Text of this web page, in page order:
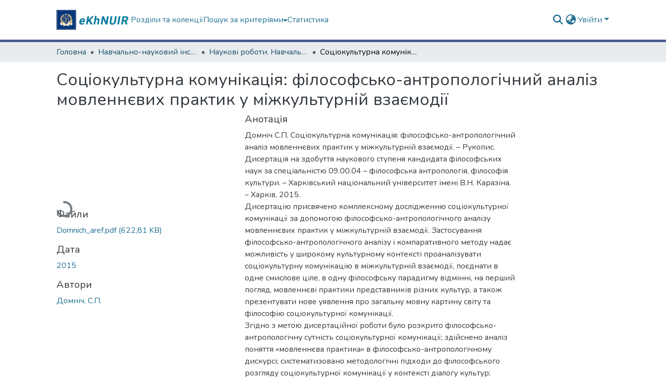
Розділи та колекціїПошук за критеріями Статистика Увійти
Головна Навчально-науковий інститут філософії, культурології, політології Наукові роботи. Навчально-науковий інститут філософії, культурології, політології Соціокультурна комунікація: філософсько-антропологічний аналіз мовленнєвих практик у міжкультурній взаємодії
Соціокультурна комунікація: філософсько-антропологічний аналіз
мовленнєвих практик у міжкультурній взаємодії
Вантажиться...
Файли
Domnich_aref.pdf(622,81 KB)
Дата
2015
Автори
Домніч, С.П.
Анотація
Домніч С.П. Соціокультурна комунікація: філософсько-антропологічний
аналіз мовленнєвих практик у міжкультурній взаємодії. – Рукопис.
Дисертація на здобуття наукового ступеня кандидата філософських
наук за спеціальністю 09.00.04 – філософська антропологія, філософія
культури. – Харківський національний університет імені В.Н. Каразіна.
– Харків, 2015.
Дисертацію присвячено комплексному дослідженню соціокультурної
комунікації за допомогою філософсько-антропологічного аналізу
мовленнєвих практик у міжкультурній взаємодії. Застосування
філософсько-антропологічного аналізу і компаративного методу надає
можливість у широкому культурному контексті проаналізувати
соціокультурну комунікацію в міжкультурній взаємодії, поєднати в
одне смислове ціле, в одну філософську парадигму відмінні, на перший
погляд, мовленнєві практики представників різних культур, а також
презентувати нове уявлення про загальну мовну картину світу та
філософію соціокультурної комунікації.
Згідно з метою дисертаційної роботи було розкрито філософсько-
антропологічну сутність соціокультурної комунікації; здійснено аналіз
поняття «мовленнєва практика» в філософсько-антропологічному
дискурсі; систематизовано методологічні підходи до філософського
розгляду соціокультурної комунікації у контексті діалогу культур;